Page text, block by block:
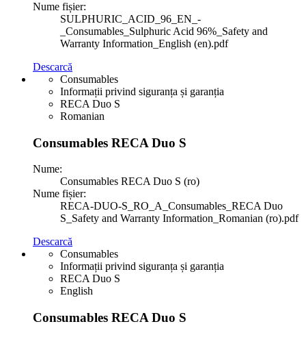
Nume fișier:
SULPHURIC_ACID_96_EN_-
_Consumables_Sulphuric Acid 96%_Safety and
Warranty Information_English (en).pdf
Descarcă
Consumables
Informații privind siguranța și garanția
RECA Duo S
Romanian
Consumables RECA Duo S
Nume:
Consumables RECA Duo S (ro)
Nume fișier:
RECA-DUO-S_RO_A_Consumables_RECA Duo
S_Safety and Warranty Information_Romanian (ro).pdf
Descarcă
Consumables
Informații privind siguranța și garanția
RECA Duo S
English
Consumables RECA Duo S